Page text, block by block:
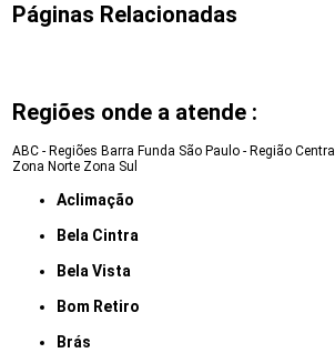
Páginas Relacionadas
Regiões onde a atende :
ABC - Regiões Barra Funda São Paulo - Região Central
Zona Norte Zona Sul
Aclimação
Bela Cintra
Bela Vista
Bom Retiro
Brás